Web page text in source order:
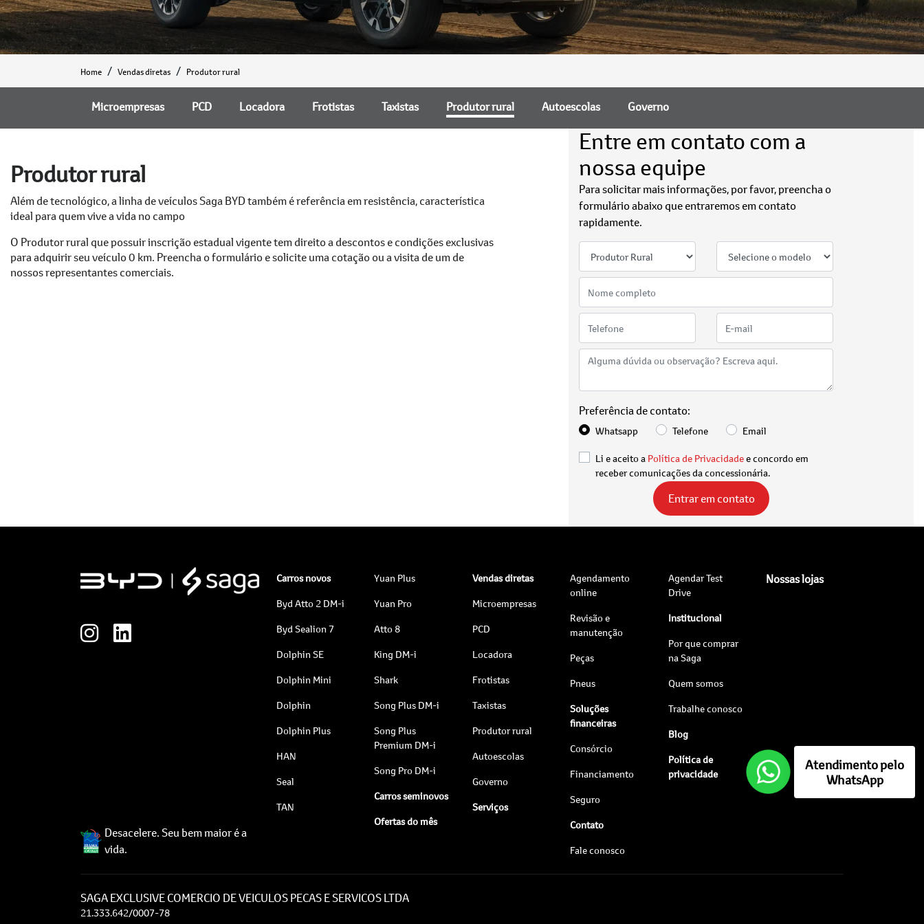
Home Vendas diretas Produtor rural
Microempresas PCD Locadora Frotistas Taxistas Produtor rural Autoescolas Governo
Produtor rural
Além de tecnológico, a linha de veículos Saga BYD também é referência em resistência, característica
ideal para quem vive a vida no campo
O Produtor rural que possuir inscrição estadual vigente tem direito a descontos e condições exclusivas
para adquirir seu veículo 0 km. Preencha o formulário e solicite uma cotação ou a visita de um de
nossos representantes comerciais.
Entre em contato com a
nossa equipe
Para solicitar mais informações, por favor, preencha o
formulário abaixo que entraremos em contato
rapidamente.
Preferência de contato:
Whatsapp Telefone Email
Li e aceito a Política de Privacidadee concordo em
receber comunicações da concessionária.
Entrar em contato
Desacelere. Seu bem maior é a
vida.
Carros novos
Byd Atto 2 DM-i
Byd Sealion 7
Dolphin SE
Dolphin Mini
Dolphin
Dolphin Plus
HAN
Seal
TAN
Yuan Plus
Yuan Pro
Atto 8
King DM-i
Shark
Song Plus DM-i
Song Plus
Premium DM-i
Song Pro DM-i
Carros seminovos
Ofertas do mês
Vendas diretas
Microempresas
PCD
Locadora
Frotistas
Taxistas
Produtor rural
Autoescolas
Governo
Serviços
Agendamento
online
Revisão e
manutenção
Peças
Pneus
Soluções
financeiras
Consórcio
Financiamento
Seguro
Contato
Fale conosco
Agendar Test
Drive
Institucional
Por que comprar
na Saga
Quem somos
Trabalhe conosco
Blog
Política de
privacidade
Nossas lojas
SAGA EXCLUSIVE COMERCIO DE VEICULOS PECAS E SERVICOS LTDA
21.333.642/0007-78
Atendimento pelo
WhatsApp